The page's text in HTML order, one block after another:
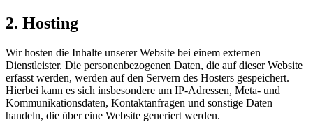
2. Hosting
Wir hosten die Inhalte unserer Website bei einem externen
Dienstleister. Die personenbezogenen Daten, die auf dieser Website
erfasst werden, werden auf den Servern des Hosters gespeichert.
Hierbei kann es sich insbesondere um IP-Adressen, Meta- und
Kommunikationsdaten, Kontaktanfragen und sonstige Daten
handeln, die über eine Website generiert werden.